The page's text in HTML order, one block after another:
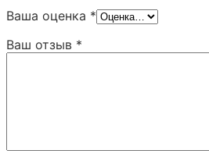
Ваша оценка *
Ваш отзыв *